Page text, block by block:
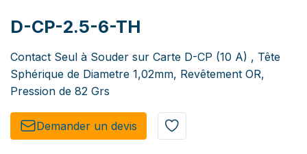
D-CP-2.5-6-TH
Contact Seul à Souder sur Carte D-CP (10 A) , Tête
Sphérique de Diametre 1,02mm, Revêtement OR,
Pression de 82 Grs
Demander un de​​vis​​